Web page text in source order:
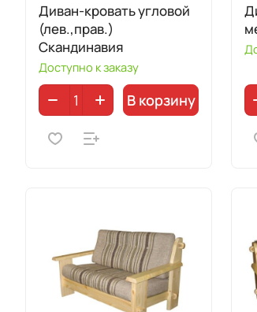
Диван-кровать угловой
(лев.,прав.)
Скандинавия
Доступно к заказу
В корзину